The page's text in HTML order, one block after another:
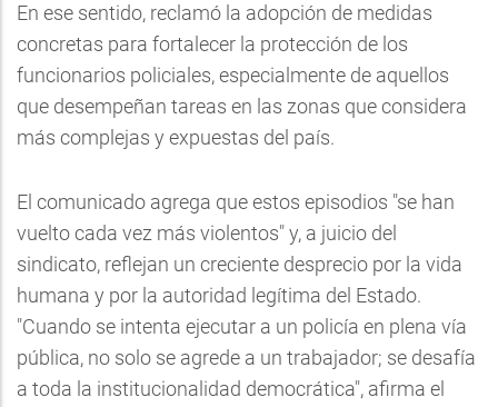
En ese sentido, reclamó la adopción de medidas
concretas para fortalecer la protección de los
funcionarios policiales, especialmente de aquellos
que desempeñan tareas en las zonas que considera
más complejas y expuestas del país.
El comunicado agrega que estos episodios "se han
vuelto cada vez más violentos" y, a juicio del
sindicato, reflejan un creciente desprecio por la vida
humana y por la autoridad legítima del Estado.
"Cuando se intenta ejecutar a un policía en plena vía
pública, no solo se agrede a un trabajador; se desafía
a toda la institucionalidad democrática", afirma el